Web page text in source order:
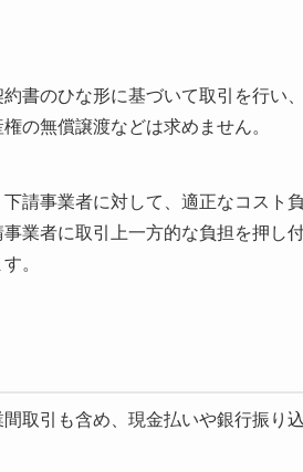
書のひな形に基づいて取引を行い
の無償譲渡などは求めません。
請事業者に対して、適正なコスト
業者に取引上一方的な負担を押し
。
取引も含め、現金払いや銀行振り